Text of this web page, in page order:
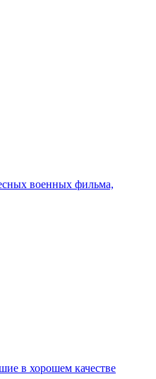
военных фильма,
в хорошем качестве